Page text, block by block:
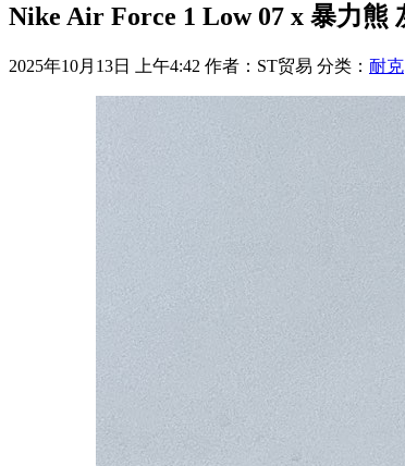
Nike Air Force 1 Low 07 x 暴力熊
2025年10月13日 上午4:42 作者：ST贸易 分类： 耐克